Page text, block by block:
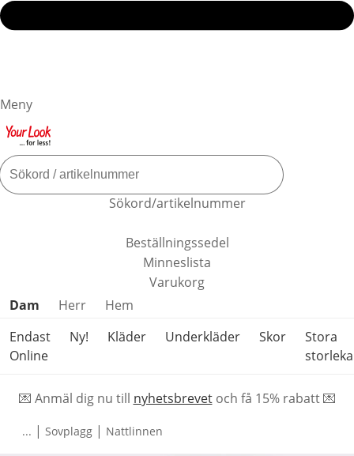
Meny
Sökord/artikelnummer
Beställningssedel
Minneslista
Varukorg
Hoppa över produktkategorier
Dam Herr
Hem
Endast
Online
Ny! Kläder Underkläder Skor
Stora
💌 Anmäl dig nu till nyhetsbrevetoch få 15% rabatt 💌
... | Sovplagg | Nattlinnen